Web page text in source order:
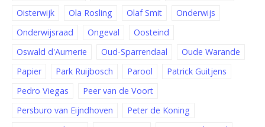
Oisterwijk
Ola Rosling Olaf Smit
Onderwijs
Onderwijsraad
Ongeval
Oosteind
Oswald d'Aumerie
Oud-Sparrendaal
Oude Warande
Papier
Park Ruijbosch Parool
Patrick Guitjens
Pedro Viegas
Peer van de Voort
Persburo van Eijndhoven
Peter de Koning